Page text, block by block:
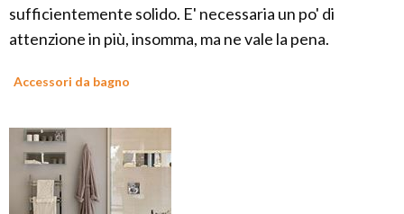
sufficientemente solido. E' necessaria un po' di
attenzione in più, insomma, ma ne vale la pena.
Accessori da bagno